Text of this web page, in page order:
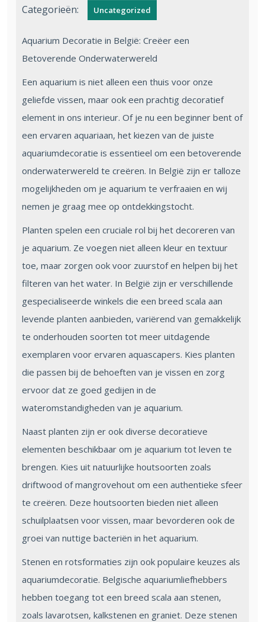
Categorieën: Uncategorized
Aquarium Decoratie in België: Creëer een
Betoverende Onderwaterwereld
Een aquarium is niet alleen een thuis voor onze
geliefde vissen, maar ook een prachtig decoratief
element in ons interieur. Of je nu een beginner bent of
een ervaren aquariaan, het kiezen van de juiste
aquariumdecoratie is essentieel om een betoverende
onderwaterwereld te creëren. In België zijn er talloze
mogelijkheden om je aquarium te verfraaien en wij
nemen je graag mee op ontdekkingstocht.
Planten spelen een cruciale rol bij het decoreren van
je aquarium. Ze voegen niet alleen kleur en textuur
toe, maar zorgen ook voor zuurstof en helpen bij het
filteren van het water. In België zijn er verschillende
gespecialiseerde winkels die een breed scala aan
levende planten aanbieden, variërend van gemakkelijk
te onderhouden soorten tot meer uitdagende
exemplaren voor ervaren aquascapers. Kies planten
die passen bij de behoeften van je vissen en zorg
ervoor dat ze goed gedijen in de
wateromstandigheden van je aquarium.
Naast planten zijn er ook diverse decoratieve
elementen beschikbaar om je aquarium tot leven te
brengen. Kies uit natuurlijke houtsoorten zoals
driftwood of mangrovehout om een authentieke sfeer
te creëren. Deze houtsoorten bieden niet alleen
schuilplaatsen voor vissen, maar bevorderen ook de
groei van nuttige bacteriën in het aquarium.
Stenen en rotsformaties zijn ook populaire keuzes als
aquariumdecoratie. Belgische aquariumliefhebbers
hebben toegang tot een breed scala aan stenen,
zoals lavarotsen, kalkstenen en graniet. Deze stenen